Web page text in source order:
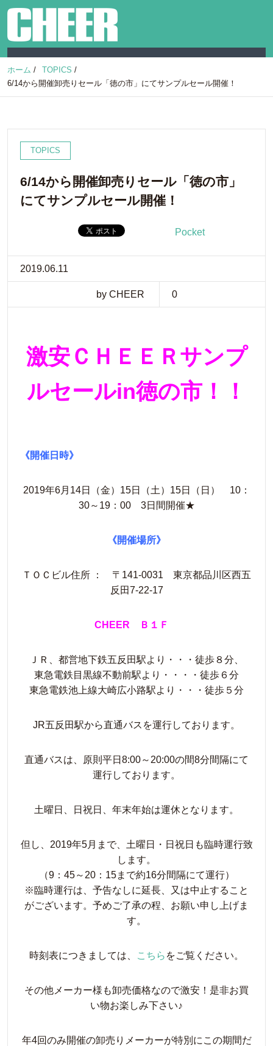
ホーム / TOPICS /
6/14から開催卸売りセール「徳の市」にてサンプルセール開催！
TOPICS
6/14から開催卸売りセール「徳の市」
にてサンプルセール開催！
Pocket
2019.06.11
by CHEER 0
激安ＣＨＥＥＲサンプ
ルセールin徳の市！！
《開催日時》
2019年6月14日（金）15日（土）15日（日） 10：
30～19：00 3日間開催★
《開催場所》
ＴＯＣビル住所 ： 〒141-0031 東京都品川区西五
反田7-22-17
CHEER Ｂ１Ｆ
ＪＲ、都営地下鉄五反田駅より・・・徒歩８分、
東急電鉄目黒線不動前駅より・・・・徒歩６分
東急電鉄池上線大崎広小路駅より・・・徒歩５分
JR五反田駅から直通バスを運行しております。
直通バスは、原則平日8:00～20:00の間8分間隔にて
運行しております。
土曜日、日祝日、年末年始は運休となります。
但し、2019年5月まで、土曜日・日祝日も臨時運行致
します。
（9：45～20：15まで約16分間隔にて運行）
※臨時運行は、予告なしに延長、又は中止すること
がございます。予めご了承の程、お願い申し上げま
す。
時刻表につきましては、 こちら をご覧ください。
その他メーカー様も卸売価格なので激安！是非お買
い物お楽しみ下さい♪
年4回のみ開催の卸売りメーカーが特別にこの期間だ